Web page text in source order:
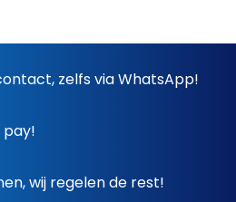
zelfs via WhatsApp!
pay!
wij regelen de rest!